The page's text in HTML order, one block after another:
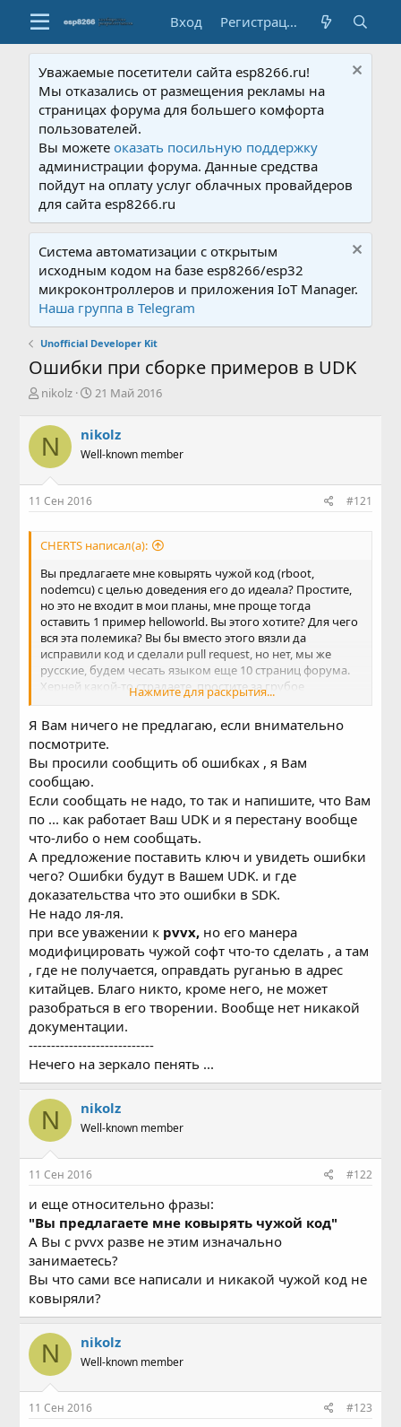
Вход Регистрация
Уважаемые посетители сайта esp8266.ru!
Мы отказались от размещения рекламы на
страницах форума для большего комфорта
пользователей.
Вы можетеоказать посильную поддержку
администрации форума. Данные средства
пойдут на оплату услуг облачных провайдеров
для сайта esp8266.ru
Система автоматизации с открытым
исходным кодом на базе esp8266/esp32
микроконтроллеров и приложения IoT Manager.
Наша группа в Telegram
Unofficial Developer Kit
Ошибки при сборке примеров в UDK
А
т
о
р
т
е
м
nikolz
Д
а
н
ч
21 Май 2016
N nikolz
Well-known member
11 Сен 2016 #121
CHERTS написал(а):
Вы предлагаете мне ковырять чужой код (rboot,
nodemcu) с целью доведения его до идеала? Простите,
но это не входит в мои планы, мне проще тогда
оставить 1 пример helloworld. Вы этого хотите? Для чего
вся эта полемика? Вы бы вместо этого вязли да
исправили код и сделали pull request, но нет, мы же
русские, будем чесать языком еще 10 страниц форума.
Херней какой-то страдаете, простите за грубое
pvvx правильно говорит, ставьте -Wall -Werror и вы
увидите столько ошибок в китайском коде, что мама не
горюй.
хотите идеальный код, дак пишите его, вам никто не
запрещает, что толку обсуждать чужой код (он даже не
мой, я про rboot, nodemcu).
Нажмите для раскрытия...
Я Вам ничего не предлагаю, если внимательно
посмотрите.
Вы просили сообщить об ошибках , я Вам
сообщаю.
Если сообщать не надо, то так и напишите, что Вам
по ... как работает Ваш UDK и я перестану вообще
что-либо о нем сообщать.
А предложение поставить ключ и увидеть ошибки
чего? Ошибки будут в Вашем UDK. и где
доказательства что это ошибки в SDK.
Не надо ля-ля.
при все уважении к pvvx, но его манера
модифицировать чужой софт что-то сделать , а там
, где не получается, оправдать руганью в адрес
китайцев. Благо никто, кроме него, не может
разобраться в его творении. Вообще нет никакой
документации.
----------------------------
Нечего на зеркало пенять ...
N nikolz
Well-known member
11 Сен 2016 #122
и еще относительно фразы:
"Вы предлагаете мне ковырять чужой код"
А Вы с pvvx разве не этим изначально
занимаетесь?
Вы что сами все написали и никакой чужой код не
ковыряли?
N nikolz
Well-known member
11 Сен 2016 #123